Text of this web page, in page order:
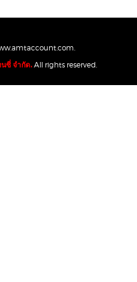
นซี่ จำกัด. All rights reserved.